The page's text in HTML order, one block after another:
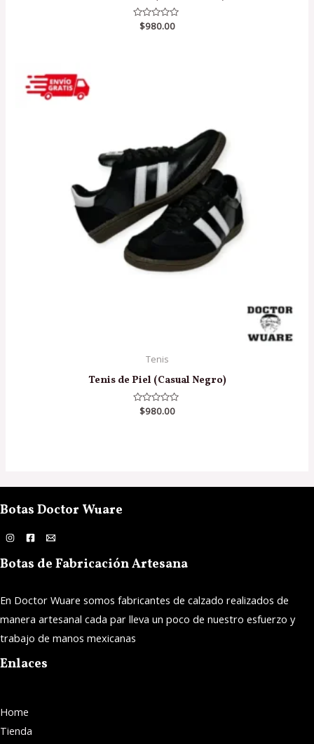
Valorado
en
$980.00
Tenis
Tenis de Piel (Casual Negro)
Valorado
en
$980.00
Botas Doctor Wuare
Botas de Fabricación Artesana
En Doctor Wuare somos fabricantes de calzado realizados de
manera artesanal cada par lleva un poco de nuestro esfuerzo y
trabajo de manos mexicanas
Enlaces
Home
Tienda